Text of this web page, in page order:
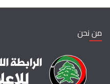
من نحن